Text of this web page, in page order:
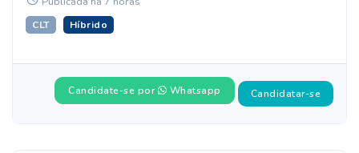
CLT Híbrido
Candidate-se por Whatsapp Candidatar-se